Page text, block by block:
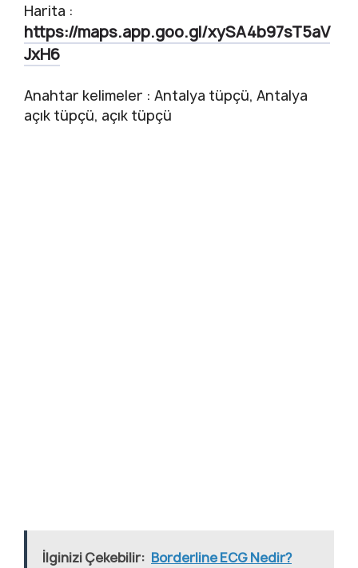
Harita :
https://maps.app.goo.gl/xySA4b97sT5aV
JxH6
Anahtar kelimeler : Antalya tüpçü, Antalya
açık tüpçü, açık tüpçü
İlginizi Çekebilir: Borderline ECG Nedir?